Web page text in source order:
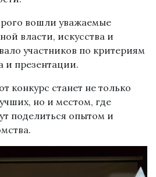
вошли уважаемые
власти, искусства и
участников по критериям
и презентации.
конкурс станет не только
но и местом, где
поделиться опытом и